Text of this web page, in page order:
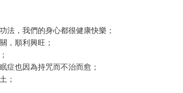
法，我們的身心都很健康快樂；
，順利興旺；
症也因為持咒而不治而愈；
；